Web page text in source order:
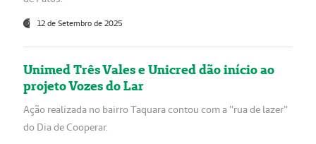
12 de Setembro de 2025
Unimed Três Vales e Unicred dão início ao
projeto Vozes do Lar
Ação realizada no bairro Taquara contou com a "rua de lazer"
do Dia de Cooperar.